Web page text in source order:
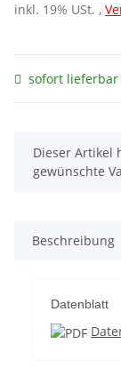
inkl. 19% USt. ,
sofort lieferbar
x
Dieser Artikel
gewünschte
Beschreibung
Datenblatt